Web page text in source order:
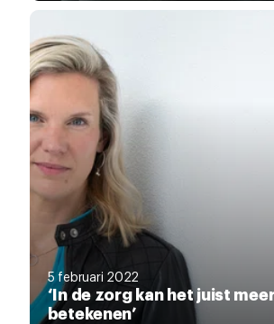
5 februari 2022
‘In de zorg kan het juist
betekenen’